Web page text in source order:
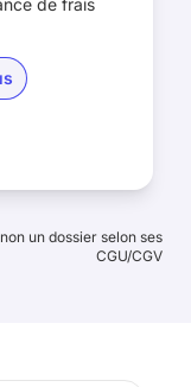
de frais
un dossier selon ses
CGU/CGV